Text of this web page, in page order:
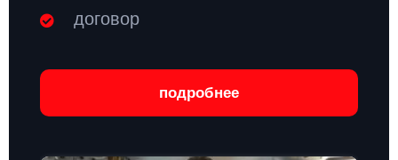
договор
подробнее